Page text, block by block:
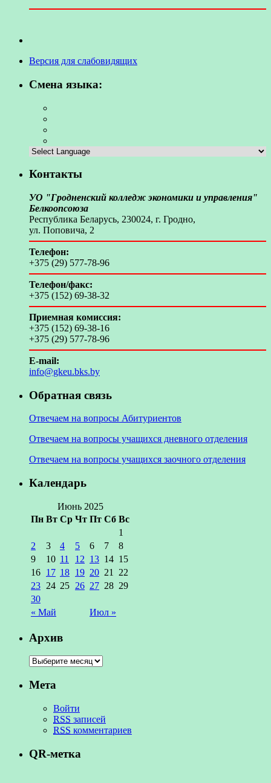
Версия для слабовидящих
Смена языка:
Контакты
УО "Гродненский колледж экономики и управления"
Белкоопсоюза
Республика Беларусь, 230024, г. Гродно,
ул. Поповича, 2
Телефон:
+375 (29) 577-78-96
Телефон/факс:
+375 (152) 69-38-32
Приемная комиссия:
+375 (152) 69-38-16
+375 (29) 577-78-96
E-mail:
info@gkeu.bks.by
Обратная связь
Отвечаем на вопросы Абитуриентов
Отвечаем на вопросы учащихся дневного отделения
Отвечаем на вопросы учащихся заочного отделения
Календарь
Июнь 2025
Пн Вт Ср Чт Пт Сб Вс
« Май Июл »
1
2
3 4 5 6 7
8
9
10 11 12 13 14 15
16 17 18 19 20 21
22
23 24 25 26 27 28 29
30
Архив
Мета
Войти
RSS записей
RSS комментариев
QR-метка